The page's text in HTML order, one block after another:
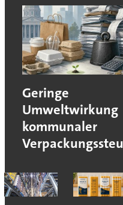
Geringe
Umweltwirkung
kommunaler